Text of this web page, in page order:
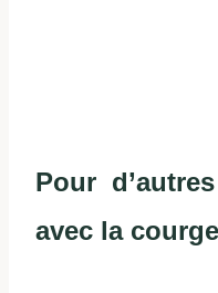
Pour
avec la